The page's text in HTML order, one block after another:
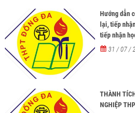
Hướng dẫn
lại, tiếp
tiếp nhận
tại các31 / 07 /
THÀNH
NGHIỆP